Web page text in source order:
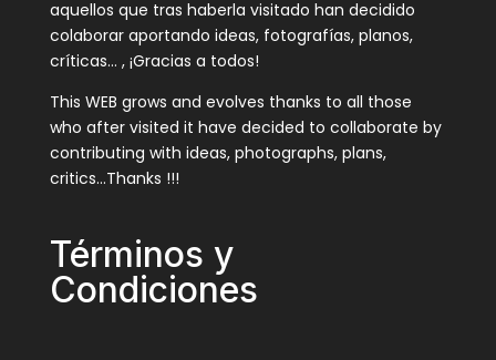
aquellos que tras haberla visitado han decidido
colaborar aportando ideas, fotografías, planos,
críticas… , ¡Gracias a todos!
This WEB grows and evolves thanks to all those
who after visited it have decided to collaborate by
contributing with ideas, photographs, plans,
critics…Thanks !!!
Términos y
Condiciones